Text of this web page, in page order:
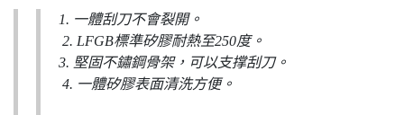
1. 一體刮刀不會裂開。
2. LFGB標準矽膠耐熱至250度。
3. 堅固不鏽鋼骨架，可以支撑刮刀。
4. 一體矽膠表面清洗方便。